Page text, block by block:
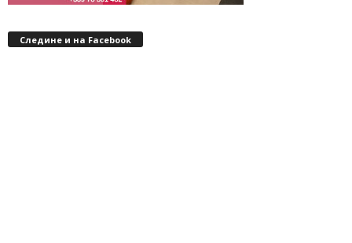
Следине и на Facebook